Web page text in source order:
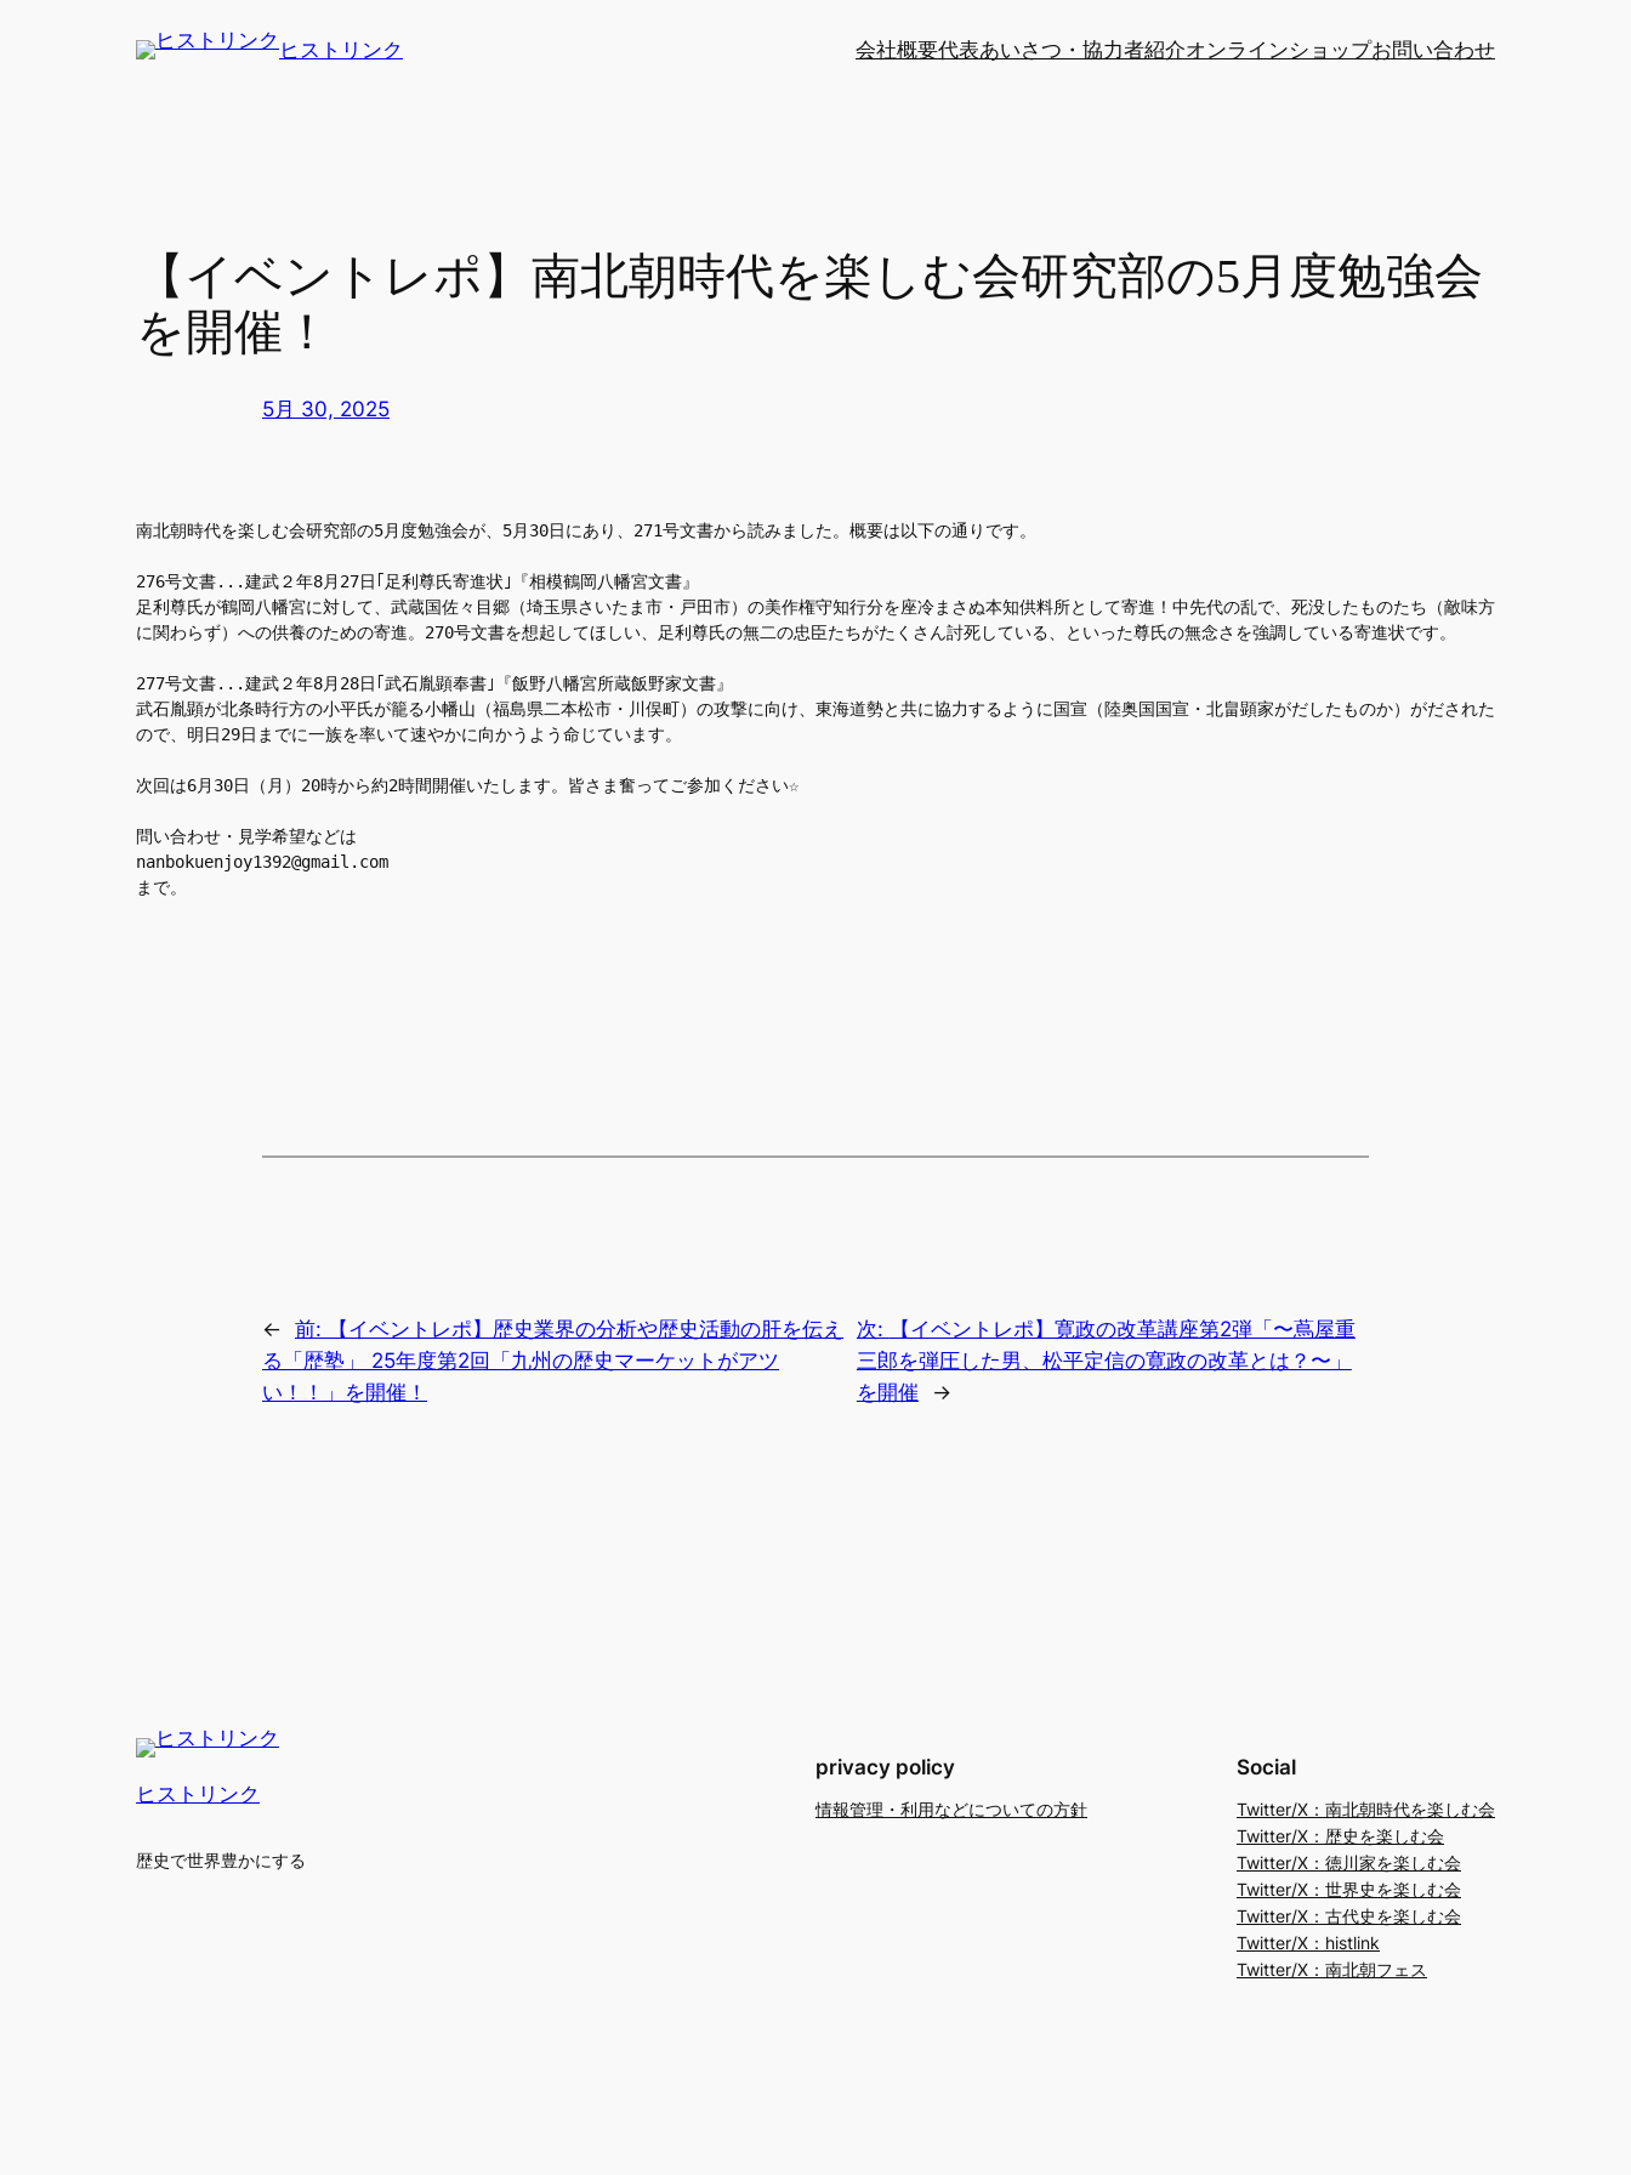
ヒストリンク 会社概要代表あいさつ・協力者紹介オンラインショップお問い合わせ
【イベントレポ】南北朝時代を楽しむ会研究部の5月度勉強会
を開催！
5月 30, 2025
南北朝時代を楽しむ会研究部の5月度勉強会が、5月30日にあり、271号文書から読みました。概要は以下の通りです。
276号文書...建武２年8月27日｢足利尊氏寄進状｣『相模鶴岡八幡宮文書』
足利尊氏が鶴岡八幡宮に対して、武蔵国佐々目郷（埼玉県さいたま市・戸田市）の美作権守知行分を座冷まさぬ本知供料所として寄進！中先代の乱で、死没したものたち（敵味方
に関わらず）への供養のための寄進。270号文書を想起してほしい、足利尊氏の無二の忠臣たちがたくさん討死している、といった尊氏の無念さを強調している寄進状です。
277号文書...建武２年8月28日｢武石胤顕奉書｣『飯野八幡宮所蔵飯野家文書』
武石胤顕が北条時行方の小平氏が籠る小幡山（福島県二本松市・川俣町）の攻撃に向け、東海道勢と共に協力するように国宣（陸奥国国宣・北畠顕家がだしたものか）がだされた
ので、明日29日までに一族を率いて速やかに向かうよう命じています。
次回は6月30日（月）20時から約2時間開催いたします。皆さま奮ってご参加ください☆
問い合わせ・見学希望などは
nanbokuenjoy1392@gmail.com
まで。
← 前:
【イベントレポ】歴史業界の分析や歴史活動の肝を伝え
る「歴塾」 25年度第2回「九州の歴史マーケットがアツ
い！！」を開催！
次:
【イベントレポ】寛政の改革講座第2弾「〜蔦屋重
三郎を弾圧した男、松平定信の寛政の改革とは？〜」
を開催
→
ヒストリンク
歴史で世界豊かにする
privacy policy
情報管理・利用などについての方針
Social
Twitter/X：南北朝時代を楽しむ会
Twitter/X：歴史を楽しむ会
Twitter/X：徳川家を楽しむ会
Twitter/X：世界史を楽しむ会
Twitter/X：古代史を楽しむ会
Twitter/X：histlink
Twitter/X：南北朝フェス